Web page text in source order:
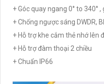
+ Góc quay ngang 0° to 340°
+ Chống ngược sáng DWDR,
+ Hỗ trợ khe cắm thẻ nhớ lên
+ Hỗ trợ đàm thoại 2 chiều
+ Chuẩn IP66